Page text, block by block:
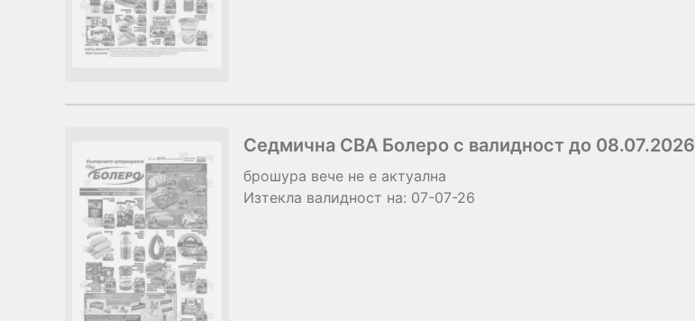
Седмична CBA Болеро с валидност до 08.07.2026
брошура вече не е актуална
Изтекла валидност на: 07-07-26